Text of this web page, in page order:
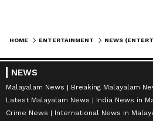
HOME ENTERTAINMENT NEWS
NEWS
Malayalam News
Breaking Malayalam
Latest Malayalam News
India News in
Crime News
International News in